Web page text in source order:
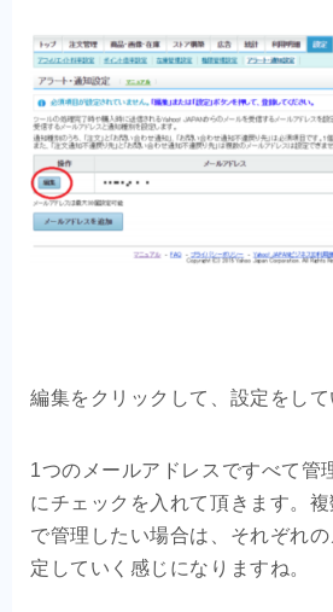
1つのメールアドレスですべて管
にチェックを入れて頂きます。
で管理したい場合は、それぞれ
定していく感じになりますね。